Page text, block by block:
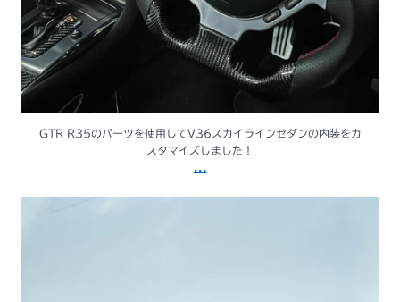
GTR R35のパーツを使用してV36スカイラインセダンの内装をカ
スタマイズしました！